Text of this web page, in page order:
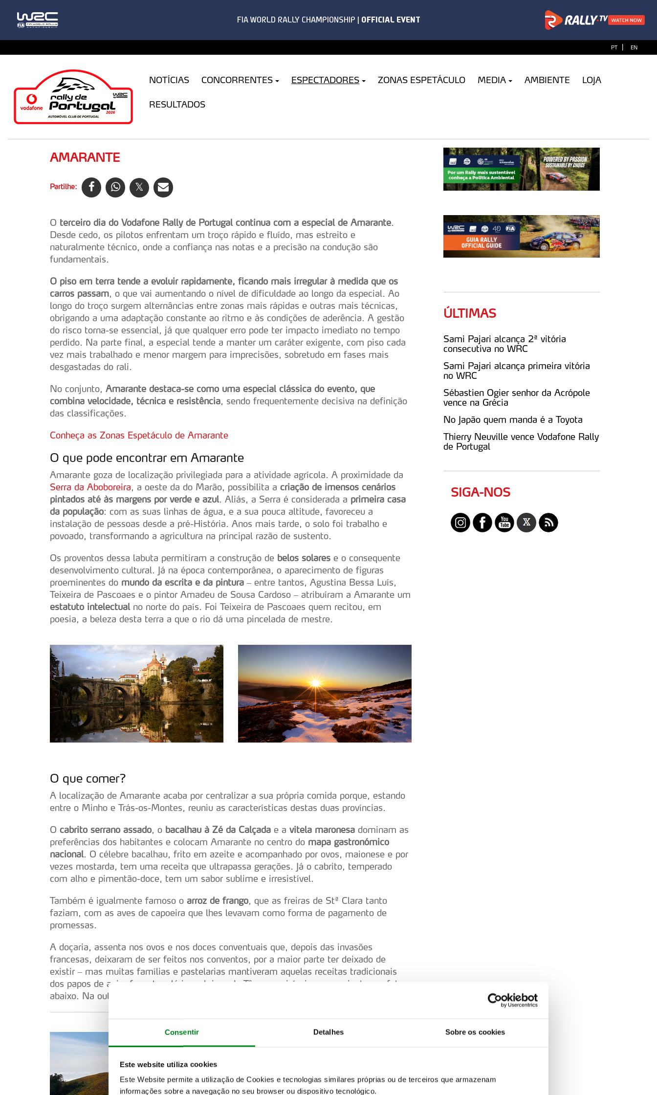
Consentir Detalhes Sobre os cookies
Este website utiliza cookies
Este Website permite a utilização de Cookies e tecnologias similares próprias ou de terceiros que armazenam
informações sobre a navegação no seu browser ou dispositivo tecnológico.
PT | EN
NOTÍCIAS CONCORRENTES ESPECTADORES ZONAS ESPETÁCULO MEDIA AMBIENTE LOJA
RESULTADOS
AMARANTE
Partilhe:
O terceiro dia do Vodafone Rally de Portugal continua com a especial de Amarante.
Desde cedo, os pilotos enfrentam um troço rápido e fluído, mas estreito e
naturalmente técnico, onde a confiança nas notas e a precisão na condução são
fundamentais.
O piso em terra tende a evoluir rapidamente, ficando mais irregular à medida que os
carros passam, o que vai aumentando o nível de dificuldade ao longo da especial. Ao
longo do troço surgem alternâncias entre zonas mais rápidas e outras mais técnicas,
obrigando a uma adaptação constante ao ritmo e às condições de aderência. A gestão
do risco torna-se essencial, já que qualquer erro pode ter impacto imediato no tempo
perdido. Na parte final, a especial tende a manter um caráter exigente, com piso cada
vez mais trabalhado e menor margem para imprecisões, sobretudo em fases mais
desgastadas do rali.
No conjunto, Amarante destaca-se como uma especial clássica do evento, que
combina velocidade, técnica e resistência, sendo frequentemente decisiva na definição
das classificações.
Conheça as Zonas Espetáculo de Amarante
O que pode encontrar em Amarante
Amarante goza de localização privilegiada para a atividade agrícola. A proximidade da
Serra da Aboboreira, a oeste da do Marão, possibilita a criação de imensos cenários
pintados até às margens por verde e azul. Aliás, a Serra é considerada a primeira casa
da população: com as suas linhas de água, e a sua pouca altitude, favoreceu a
instalação de pessoas desde a pré-História. Anos mais tarde, o solo foi trabalho e
povoado, transformando a agricultura na principal razão de sustento.
Os proventos dessa labuta permitiram a construção de belos solares e o consequente
desenvolvimento cultural. Já na época contemporânea, o aparecimento de figuras
proeminentes do mundo da escrita e da pintura – entre tantos, Agustina Bessa Luís,
Teixeira de Pascoaes e o pintor Amadeu de Sousa Cardoso – atribuíram a Amarante um
estatuto intelectualno norte do país. Foi Teixeira de Pascoaes quem recitou, em
poesia, a beleza desta terra a que o rio dá uma pincelada de mestre.
O que comer?
A localização de Amarante acaba por centralizar a sua própria comida porque, estando
entre o Minho e Trás-os-Montes, reuniu as características destas duas províncias.
O cabrito serrano assado, o bacalhau à Zé da Calçada e a vitela maronesa dominam as
preferências dos habitantes e colocam Amarante no centro do mapa gastronómico
nacional. O célebre bacalhau, frito em azeite e acompanhado por ovos, maionese e por
vezes mostarda, tem uma receita que ultrapassa gerações. Já o cabrito, temperado
com alho e pimentão-doce, tem um sabor sublime e irresistível.
Também é igualmente famoso o arroz de frango, que as freiras de Stª Clara tanto
faziam, com as aves de capoeira que lhes levavam como forma de pagamento de
promessas.
A doçaria, assenta nos ovos e nos doces conventuais que, depois das invasões
francesas, deixaram de ser feitos nos conventos, por a maior parte ter deixado de
existir – mas muitas famílias e pastelarias mantiveram aquelas receitas tradicionais
dos papos de anjo, foguetes, lérias e brisas do Tâmega, visíveis, em conjunto, na foto
abaixo. Na outra, os pingos de tocha.
ÚLTIMAS
Sami Pajari alcança 2ª vitória
consecutiva no WRC
Sami Pajari alcança primeira vitória
no WRC
Sébastien Ogier senhor da Acrópole
vence na Grécia
No Japão quem manda é a Toyota
Thierry Neuville vence Vodafone Rally
de Portugal
SIGA-NOS